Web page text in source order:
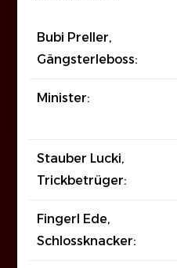
Bubi Preller,
Gängsterleboss:
Minister:
Stauber Lucki,
Trickbetrüger:
Fingerl Ede,
Schlossknacker: